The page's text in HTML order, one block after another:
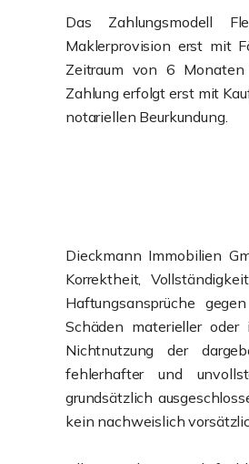
Das Zahlungsmodell
Maklerprovision erst mit
Zeitraum von 6
Zahlung erfolgt erst mit
notariellen Beurkundung.
Dieckmann Immobilien
Korrektheit,
Haftungsansprüche
Schäden materieller
Nichtnutzung der
fehlerhafter und
grundsätzlich
kein nachweislich